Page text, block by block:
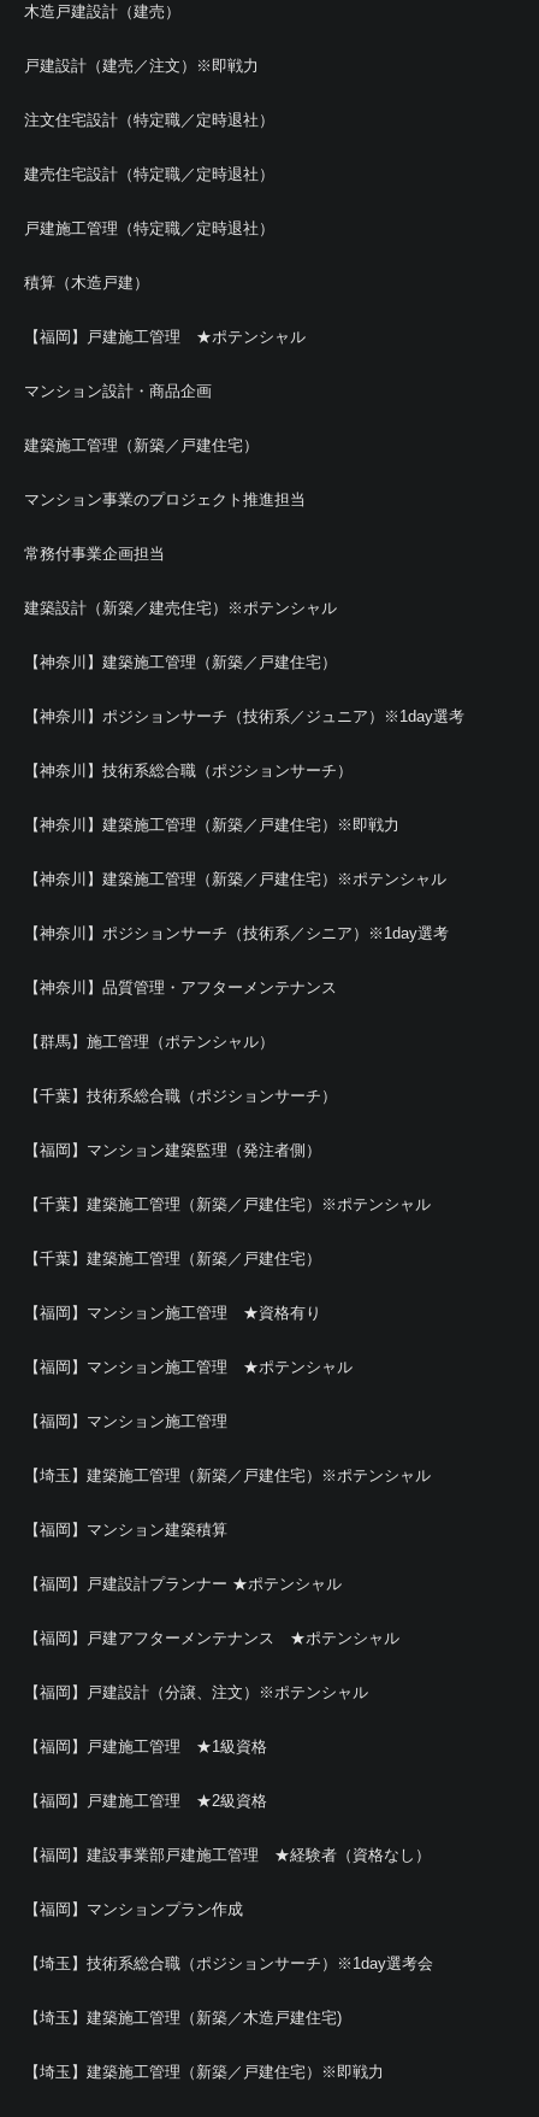
木造戸建設計（建売）
戸建設計（建売／注文）※即戦力
注文住宅設計（特定職／定時退社）
建売住宅設計（特定職／定時退社）
戸建施工管理（特定職／定時退社）
積算（木造戸建）
【福岡】戸建施工管理 ★ポテンシャル
マンション設計・商品企画
建築施工管理（新築／戸建住宅）
マンション事業のプロジェクト推進担当
常務付事業企画担当
建築設計（新築／建売住宅）※ポテンシャル
【神奈川】建築施工管理（新築／戸建住宅）
【神奈川】ポジションサーチ（技術系／ジュニア）※1day選考
【神奈川】技術系総合職（ポジションサーチ）
【神奈川】建築施工管理（新築／戸建住宅）※即戦力
【神奈川】建築施工管理（新築／戸建住宅）※ポテンシャル
【神奈川】ポジションサーチ（技術系／シニア）※1day選考
【神奈川】品質管理・アフターメンテナンス
【群馬】施工管理（ポテンシャル）
【千葉】技術系総合職（ポジションサーチ）
【福岡】マンション建築監理（発注者側）
【千葉】建築施工管理（新築／戸建住宅）※ポテンシャル
【千葉】建築施工管理（新築／戸建住宅）
【福岡】マンション施工管理 ★資格有り
【福岡】マンション施工管理 ★ポテンシャル
【福岡】マンション施工管理
【埼玉】建築施工管理（新築／戸建住宅）※ポテンシャル
【福岡】マンション建築積算
【福岡】戸建設計プランナー ★ポテンシャル
【福岡】戸建アフターメンテナンス ★ポテンシャル
【福岡】戸建設計（分譲、注文）※ポテンシャル
【福岡】戸建施工管理 ★1級資格
【福岡】戸建施工管理 ★2級資格
【福岡】建設事業部戸建施工管理 ★経験者（資格なし）
【福岡】マンションプラン作成
【埼玉】技術系総合職（ポジションサーチ）※1day選考会
【埼玉】建築施工管理（新築／木造戸建住宅)
【埼玉】建築施工管理（新築／戸建住宅）※即戦力